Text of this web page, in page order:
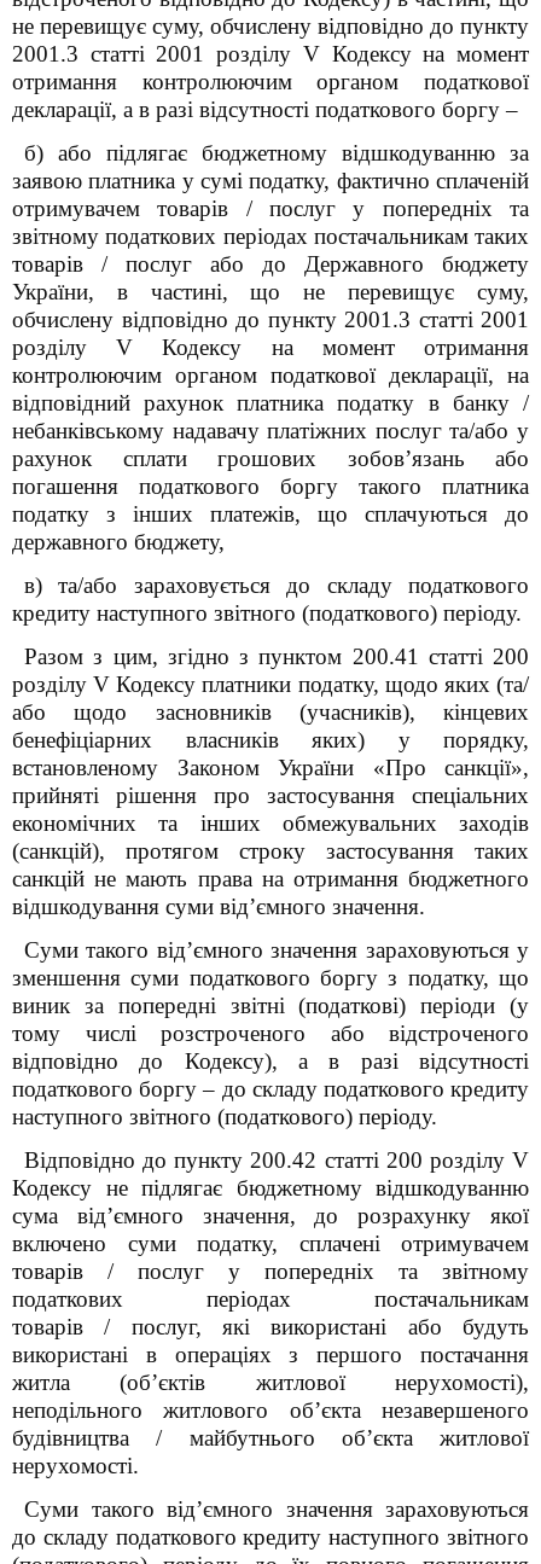
не перевищує суму, обчислену відповідно до пункту
2001 .3 статті 2001
розділу V Кодексу на момент
отримання контролюючим органом податкової
декларації, а в разі відсутності податкового боргу –
б) або підлягає бюджетному відшкодуванню за
заявою платника у сумі податку, фактично сплаченій
отримувачем товарів / послуг у попередніх та
звітному податкових періодах постачальникам таких
товарів / послуг або до Державного бюджету
України, в частині, що не перевищує суму,
обчислену відповідно до пункту 2001 .3 статті 2001
розділу V Кодексу на момент отримання
контролюючим органом податкової декларації, на
відповідний рахунок платника податку в банку /
небанківському надавачу платіжних послуг та/або у
рахунок сплати грошових зобов’язань або
погашення податкового боргу такого платника
податку з інших платежів, що сплачуються до
державного бюджету,
в) та/або зараховується до складу податкового
кредиту наступного звітного (податкового) періоду.
Разом з цим, згідно з пунктом 200.41 статті 200
розділу V Кодексу платники податку, щодо яких (та/
або щодо засновників (учасників), кінцевих
бенефіціарних власників яких) у порядку,
встановленому Законом України «Про санкції»,
прийняті рішення про застосування спеціальних
економічних та інших обмежувальних заходів
(санкцій), протягом строку застосування таких
санкцій не мають права на отримання бюджетного
відшкодування суми від’ємного значення.
Суми такого від’ємного значення зараховуються у
зменшення суми податкового боргу з податку, що
виник за попередні звітні (податкові) періоди (у
тому числі розстроченого або відстроченого
відповідно до Кодексу), а в разі відсутності
податкового боргу – до складу податкового кредиту
наступного звітного (податкового) періоду.
Відповідно до пункту 200.42 статті 200 розділу V
Кодексу не підлягає бюджетному відшкодуванню
сума від’ємного значення, до розрахунку якої
включено суми податку, сплачені отримувачем
товарів / послуг у попередніх та звітному
податкових періодах постачальникам
товарів / послуг, які використані або будуть
використані в операціях з першого постачання
житла (об’єктів житлової нерухомості),
неподільного житлового об’єкта незавершеного
будівництва / майбутнього об’єкта житлової
нерухомості.
Суми такого від’ємного значення зараховуються
до складу податкового кредиту наступного звітного